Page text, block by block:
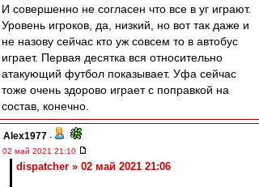
И совершенно не согласен что все в уг играют.
Уровень игроков, да, низкий, но вот так даже и
не назову сейчас кто уж совсем то в автобус
играет. Первая десятка вся относительно
атакующий футбол показывает. Уфа сейчас
тоже очень здорово играет с поправкой на
состав, конечно.
Alex1977 -
02 май 2021 21:10
dispatcher » 02 май 2021 21:06